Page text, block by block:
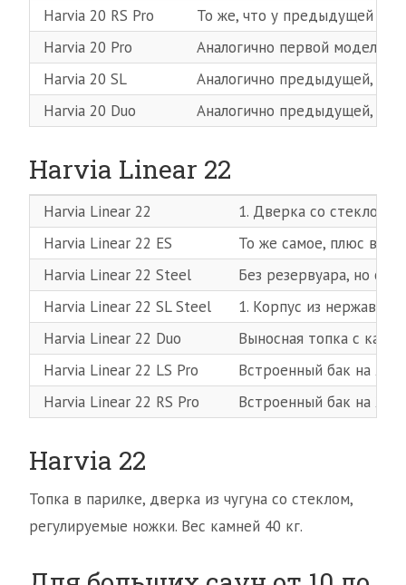
Harvia 20 RS Pro
То же, что у предыдущей
Harvia 20 Pro
Аналогично первой модели
Harvia 20 SL
Аналогично предыдущей, но
Harvia 20 Duo
Аналогично предыдущей, но
Harvia Linear 22
Harvia Linear 22
1. Дверка со
Harvia Linear 22 ES
То же самое, плюс
Harvia Linear 22 Steel
Без резервуара, но с
Harvia Linear 22 SL Steel
1. Корпус из
Harvia Linear 22 Duo
Выносная топка с
Harvia Linear 22 LS Pro
Встроенный бак на 29
Harvia Linear 22 RS Pro
Встроенный бак на 29
Harvia 22
Топка в парилке, дверка из чугуна со стеклом,
регулируемые ножки. Вес камней 40 кг.